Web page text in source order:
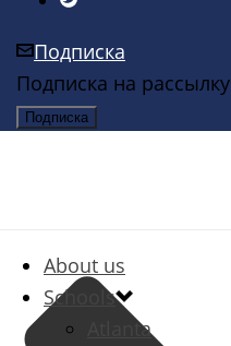
Подписка
Подписка на рассылку
About us
Schools
Atlanta